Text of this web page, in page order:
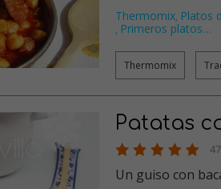
Thermomix, Platos
, Primeros platos…
Thermomix
Patatas
Un guiso con